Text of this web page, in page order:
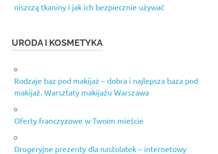
niszczą tkaniny i jak ich bezpiecznie używać
URODA I KOSMETYKA
Rodzaje baz pod makijaż – dobra i najlepsza baza pod
makijaż. Warsztaty makijażu Warszawa
Oferty franczyzowe w Twoim mieście
Drogeryjne prezenty dla nastolatek – internetowy